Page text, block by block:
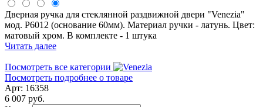
Дверная ручка для стеклянной раздвижной двери "Venezia"
мод. P6012 (основание 60мм). Материал ручки - латунь. Цвет:
матовый хром. В комплекте - 1 штука
Читать далее
Посмотреть все категории
Посмотреть подробнее о товаре
Арт: 16358
6 007 руб.